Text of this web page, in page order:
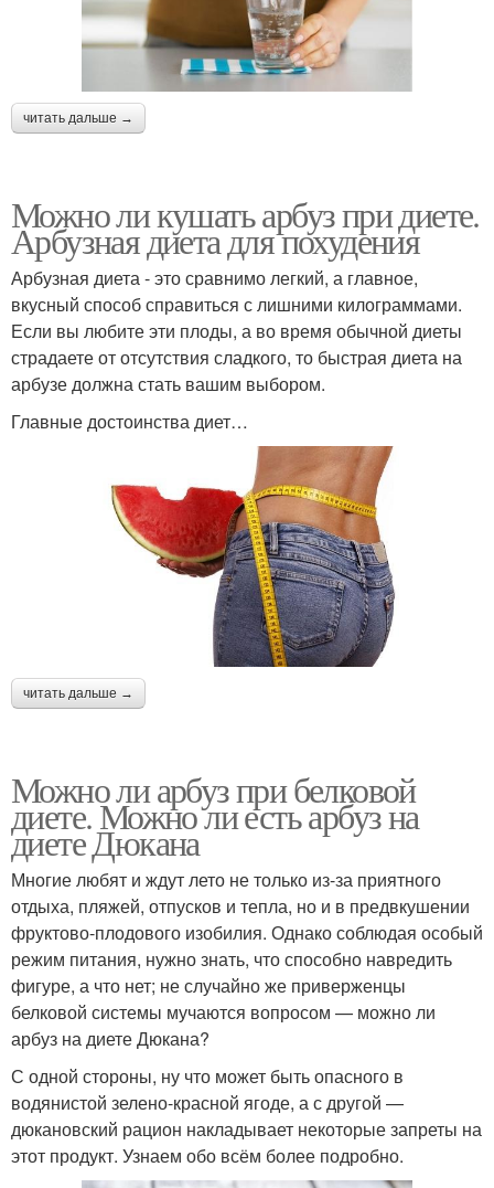
читать дальше →
Можно ли кушать арбуз при диете.
Арбузная диета для похудения
Арбузная диета - это сравнимо легкий, а главное,
вкусный способ справиться с лишними килограммами.
Если вы любите эти плоды, а во время обычной диеты
страдаете от отсутствия сладкого, то быстрая диета на
арбузе должна стать вашим выбором.
Главные достоинства диет…
читать дальше →
Можно ли арбуз при белковой
диете. Можно ли есть арбуз на
диете Дюкана
Многие любят и ждут лето не только из-за приятного
отдыха, пляжей, отпусков и тепла, но и в предвкушении
фруктово-плодового изобилия. Однако соблюдая особый
режим питания, нужно знать, что способно навредить
фигуре, а что нет; не случайно же приверженцы
белковой системы мучаются вопросом — можно ли
арбуз на диете Дюкана?
С одной стороны, ну что может быть опасного в
водянистой зелено-красной ягоде, а с другой —
дюкановский рацион накладывает некоторые запреты на
этот продукт. Узнаем обо всём более подробно.